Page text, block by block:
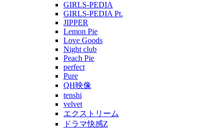
GIRLS-PEDIA
GIRLS-PEDIA Pt.
JIPPER
Lemon Pie
Love Goods
Night club
Peach Pie
perfect
Pure
QH映像
tenshi
velvet
エクストリーム
ドラマ快感Z